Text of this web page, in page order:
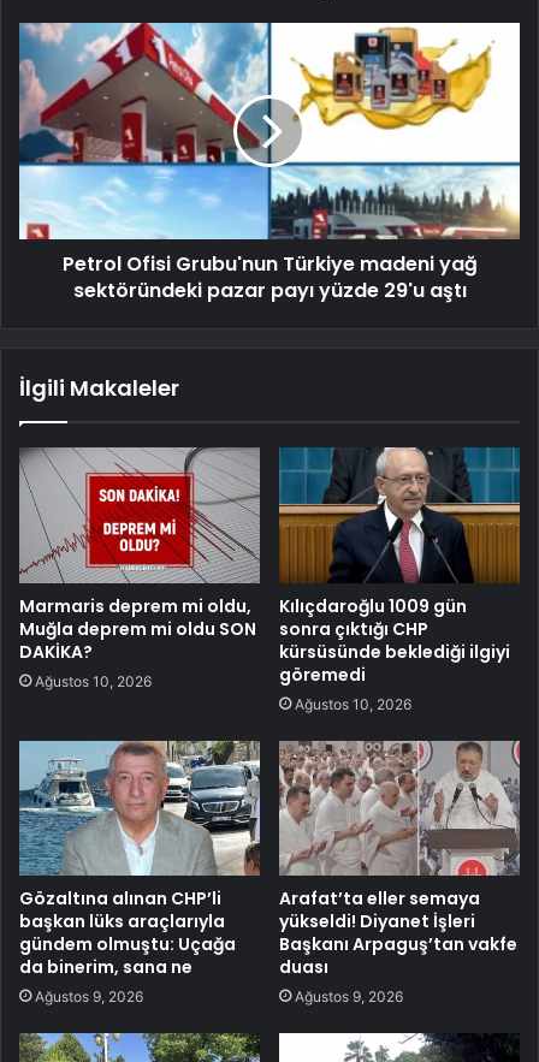
Petrol Ofisi Grubu'nun Türkiye madeni yağ
sektöründeki pazar payı yüzde 29'u aştı
İlgili Makaleler
Marmaris deprem mi oldu,
Muğla deprem mi oldu SON
DAKİKA?
Ağustos 10, 2026
Kılıçdaroğlu 1009 gün
sonra çıktığı CHP
kürsüsünde beklediği ilgiyi
göremedi
Ağustos 10, 2026
Gözaltına alınan CHP’li
başkan lüks araçlarıyla
gündem olmuştu: Uçağa
da binerim, sana ne
Ağustos 9, 2026
Arafat’ta eller semaya
yükseldi! Diyanet İşleri
Başkanı Arpaguş’tan vakfe
duası
Ağustos 9, 2026